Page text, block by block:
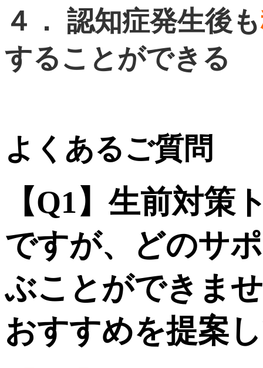
４． 認知症発生後も
することができる
よくあるご質問
【Q1】生前対策
ですが、どのサ
ぶことができま
おすすめを提案